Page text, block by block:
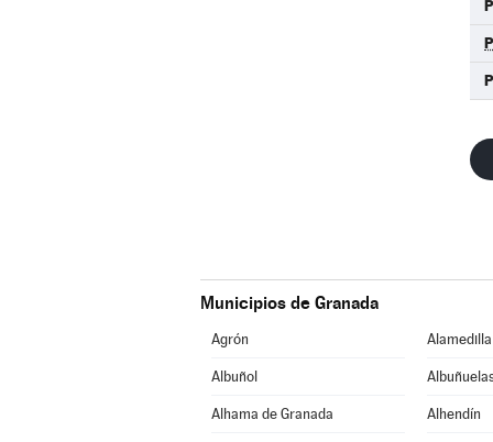
Municipios de Granada
Agrón Alamedilla
Albuñol
Alhama de Granada Alhendín